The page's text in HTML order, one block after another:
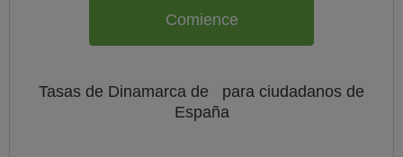
Comience
Tasas de Dinamarca de
para ciudadanos de
España